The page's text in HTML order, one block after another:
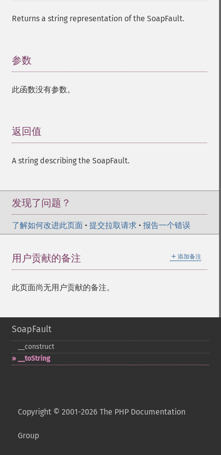
Returns a string representation of the SoapFault.
参数
此函数没有参数。
返回值
A string describing the SoapFault.
发现了问题？
了解如何改进此页面 • 提交拉取请求 • 报告一个错误
＋ 添加备注
用户贡献的备注
此页面尚无用户贡献的备注。
SoapFault
_​_​construct
_​_​toString
Copyright © 2001-2026 The PHP Documentation
Group